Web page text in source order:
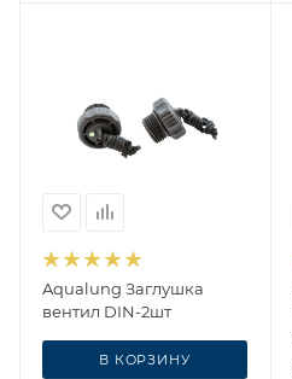
Aqualung Заглушка
вентил DIN-2шт
₽В КОРЗИНУ